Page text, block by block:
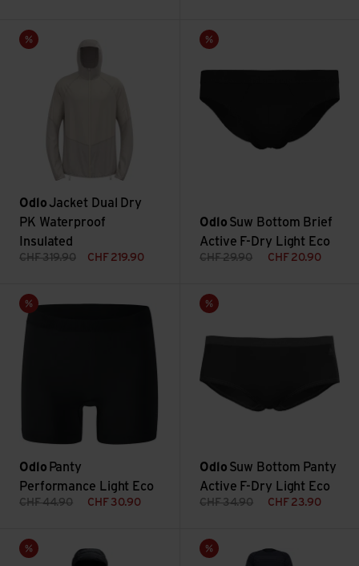
Sale
OdloJacket Dual Dry
PK Waterproof
Insulated
CHF319.90 CHF 219.90
Jacket Dual Dry PK Waterproof Insulated ansehen
Sale
Odlo Suw Bottom Brief
Active F-Dry Light Eco
CHF29.90 CHF 20.90
Suw Bottom Brief Active F-
Sale
Odlo Panty
Performance Light Eco
CHF44.90 CHF 30.90
Panty Performance Light Eco ansehen
Sale
Odlo Suw Bottom Panty
Active F-Dry Light Eco
CHF34.90 CHF 23.90
Suw Bottom Panty Active F-
Sale
Vest Air Cocoon ansehen
Sale
Set Long Active Warm Eco